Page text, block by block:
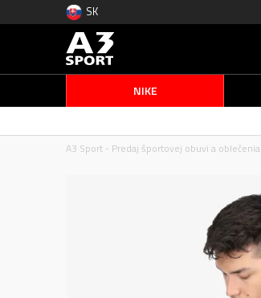
SK
NIKE
A3 Sport - Predaj športovej obuvi a oblečenia